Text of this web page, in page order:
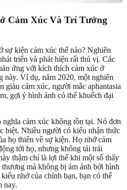
Cảm Xúc Và Trí Tưởng
sự kiện cảm xúc thế nào? Nghiên
triển và phát hiện rất thú vị. Các
ứng với kích thích cảm xúc ở
này. Ví dụ, năm 2020, một nghiên
giàu cảm xúc, người mắc aphantasia
gợi ý hình ảnh có thể khuếch đại
cảm xúc không tồn tại. Nó đơn
biệt. Nhiều người có kiểu nhận thức
họ thiên về sự kiện. Họ nhớ cảm
tới họ, nhưng không tái trải
thậm chí là lợi thế khi một số thấy
mà không bị ám ảnh bởi hình
nhớ của chính bạn, bạn có thể
nay.